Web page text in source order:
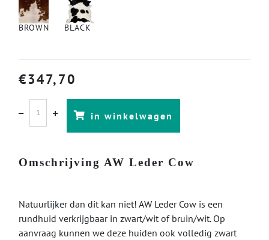
BROWN BLACK
€347,70
in winkelwagen
Omschrijving AW Leder Cow
Natuurlijker dan dit kan niet! AW Leder Cow is een
rundhuid verkrijgbaar in zwart/wit of bruin/wit. Op
aanvraag kunnen we deze huiden ook volledig zwart